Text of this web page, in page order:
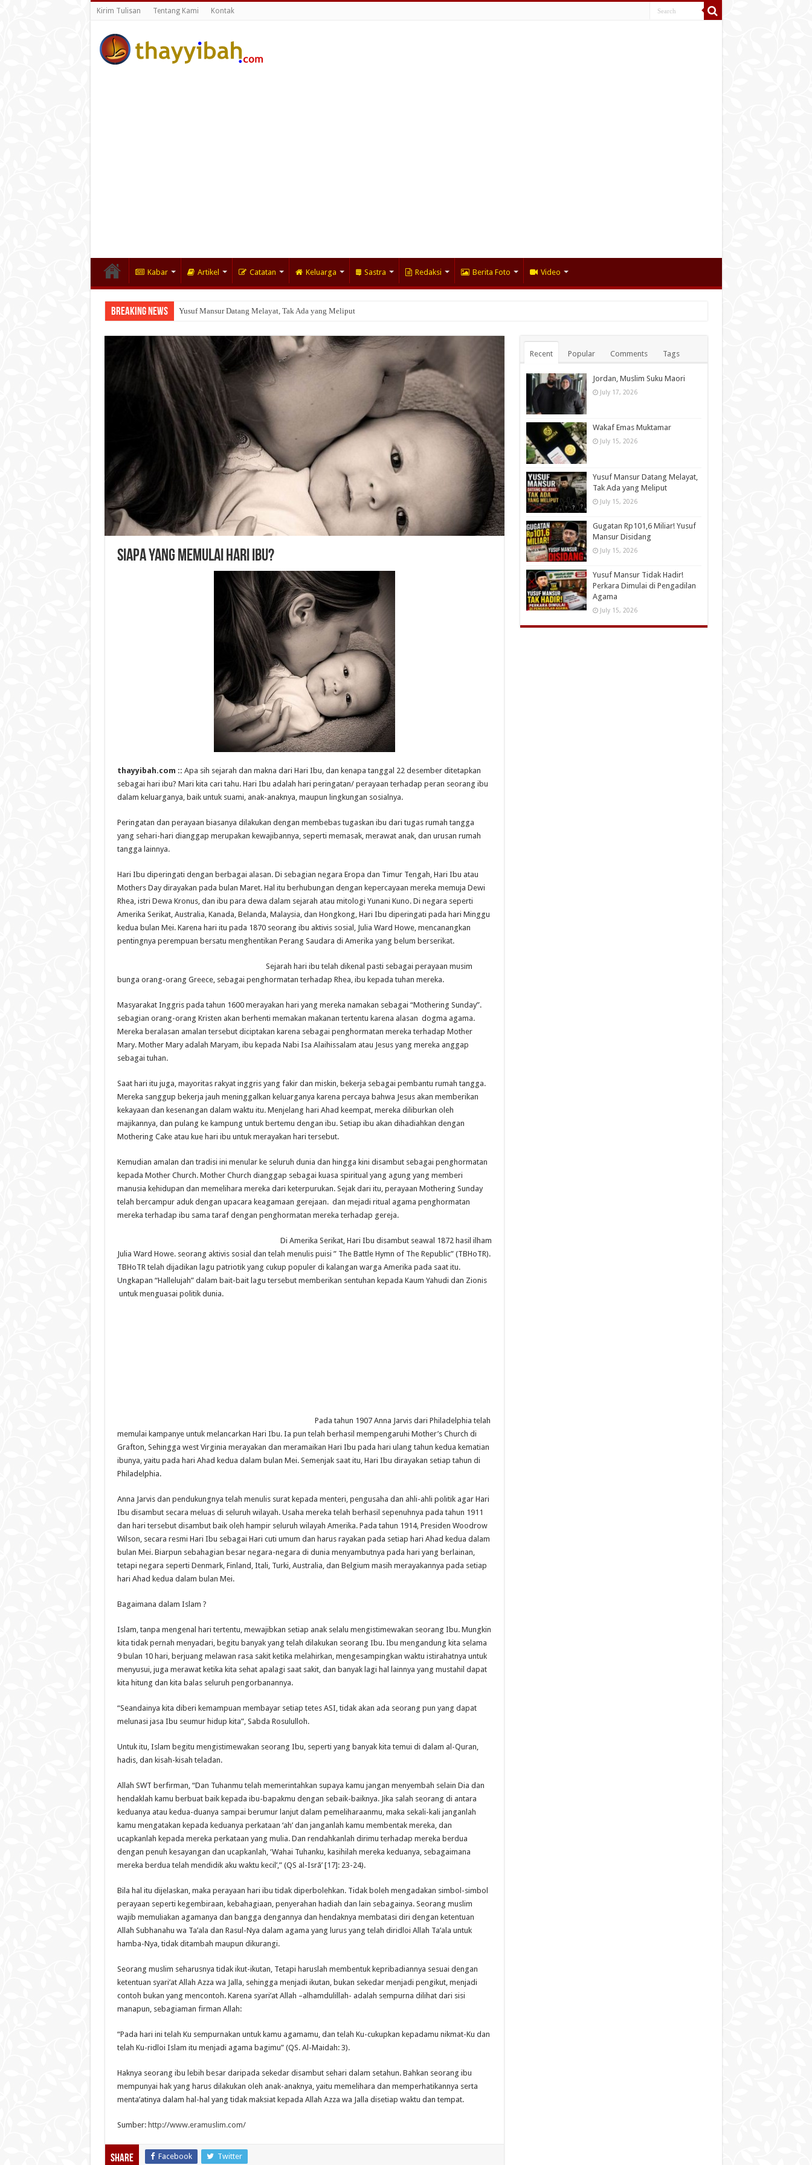
Kirim Tulisan Tentang Kami Kontak
Kabar Artikel Catatan Keluarga Sastra Redaksi Berita Foto Video
Breaking News Gugatan Rp101,6 Miliar! Yusuf Mansur Disidang
Siapa yang Memulai Hari Ibu?
thayyibah.com :: Apa sih sejarah dan makna dari Hari Ibu, dan kenapa tanggal 22 desember ditetapkan
sebagai hari ibu? Mari kita cari tahu. Hari Ibu adalah hari peringatan/ perayaan terhadap peran seorang ibu
dalam keluarganya, baik untuk suami, anak-anaknya, maupun lingkungan sosialnya.
Peringatan dan perayaan biasanya dilakukan dengan membebas tugaskan ibu dari tugas rumah tangga
yang sehari-hari dianggap merupakan kewajibannya, seperti memasak, merawat anak, dan urusan rumah
tangga lainnya.
Hari Ibu diperingati dengan berbagai alasan. Di sebagian negara Eropa dan Timur Tengah, Hari Ibu atau
Mothers Day dirayakan pada bulan Maret. Hal itu berhubungan dengan kepercayaan mereka memuja Dewi
Rhea, istri Dewa Kronus, dan ibu para dewa dalam sejarah atau mitologi Yunani Kuno. Di negara seperti
Amerika Serikat, Australia, Kanada, Belanda, Malaysia, dan Hongkong, Hari Ibu diperingati pada hari Minggu
kedua bulan Mei. Karena hari itu pada 1870 seorang ibu aktivis sosial, Julia Ward Howe, mencanangkan
pentingnya perempuan bersatu menghentikan Perang Saudara di Amerika yang belum berserikat.
Sejarah hari ibu telah dikenal pasti sebagai perayaan musim
bunga orang-orang Greece, sebagai penghormatan terhadap Rhea, ibu kepada tuhan mereka.
Masyarakat Inggris pada tahun 1600 merayakan hari yang mereka namakan sebagai “Mothering Sunday”.
sebagian orang-orang Kristen akan berhenti memakan makanan tertentu karena alasan dogma agama.
Mereka beralasan amalan tersebut diciptakan karena sebagai penghormatan mereka terhadap Mother
Mary. Mother Mary adalah Maryam, ibu kepada Nabi Isa Alaihissalam atau Jesus yang mereka anggap
sebagai tuhan.
Saat hari itu juga, mayoritas rakyat inggris yang fakir dan miskin, bekerja sebagai pembantu rumah tangga.
Mereka sanggup bekerja jauh meninggalkan keluarganya karena percaya bahwa Jesus akan memberikan
kekayaan dan kesenangan dalam waktu itu. Menjelang hari Ahad keempat, mereka diliburkan oleh
majikannya, dan pulang ke kampung untuk bertemu dengan ibu. Setiap ibu akan dihadiahkan dengan
Mothering Cake atau kue hari ibu untuk merayakan hari tersebut.
Kemudian amalan dan tradisi ini menular ke seluruh dunia dan hingga kini disambut sebagai penghormatan
kepada Mother Church. Mother Church dianggap sebagai kuasa spiritual yang agung yang memberi
manusia kehidupan dan memelihara mereka dari keterpurukan. Sejak dari itu, perayaan Mothering Sunday
telah bercampur aduk dengan upacara keagamaan gerejaan. dan mejadi ritual agama penghormatan
mereka terhadap ibu sama taraf dengan penghormatan mereka terhadap gereja.
Di Amerika Serikat, Hari Ibu disambut seawal 1872 hasil ilham
Julia Ward Howe. seorang aktivis sosial dan telah menulis puisi ” The Battle Hymn of The Republic” (TBHoTR).
TBHoTR telah dijadikan lagu patriotik yang cukup populer di kalangan warga Amerika pada saat itu.
Ungkapan “Hallelujah” dalam bait-bait lagu tersebut memberikan sentuhan kepada Kaum Yahudi dan Zionis
untuk menguasai politik dunia.
Pada tahun 1907 Anna Jarvis dari Philadelphia telah
memulai kampanye untuk melancarkan Hari Ibu. Ia pun telah berhasil mempengaruhi Mother’s Church di
Grafton, Sehingga west Virginia merayakan dan meramaikan Hari Ibu pada hari ulang tahun kedua kematian
ibunya, yaitu pada hari Ahad kedua dalam bulan Mei. Semenjak saat itu, Hari Ibu dirayakan setiap tahun di
Philadelphia.
Anna Jarvis dan pendukungnya telah menulis surat kepada menteri, pengusaha dan ahli-ahli politik agar Hari
Ibu disambut secara meluas di seluruh wilayah. Usaha mereka telah berhasil sepenuhnya pada tahun 1911
dan hari tersebut disambut baik oleh hampir seluruh wilayah Amerika. Pada tahun 1914, Presiden Woodrow
Wilson, secara resmi Hari Ibu sebagai Hari cuti umum dan harus rayakan pada setiap hari Ahad kedua dalam
bulan Mei. Biarpun sebahagian besar negara-negara di dunia menyambutnya pada hari yang berlainan,
tetapi negara seperti Denmark, Finland, Itali, Turki, Australia, dan Belgium masih merayakannya pada setiap
hari Ahad kedua dalam bulan Mei.
Bagaimana dalam Islam ?
Islam, tanpa mengenal hari tertentu, mewajibkan setiap anak selalu mengistimewakan seorang Ibu. Mungkin
kita tidak pernah menyadari, begitu banyak yang telah dilakukan seorang Ibu. Ibu mengandung kita selama
9 bulan 10 hari, berjuang melawan rasa sakit ketika melahirkan, mengesampingkan waktu istirahatnya untuk
menyusui, juga merawat ketika kita sehat apalagi saat sakit, dan banyak lagi hal lainnya yang mustahil dapat
kita hitung dan kita balas seluruh pengorbanannya.
“Seandainya kita diberi kemampuan membayar setiap tetes ASI, tidak akan ada seorang pun yang dapat
melunasi jasa Ibu seumur hidup kita”, Sabda Rosululloh.
Untuk itu, Islam begitu mengistimewakan seorang Ibu, seperti yang banyak kita temui di dalam al-Quran,
hadis, dan kisah-kisah teladan.
Allah SWT berfirman, “Dan Tuhanmu telah memerintahkan supaya kamu jangan menyembah selain Dia dan
hendaklah kamu berbuat baik kepada ibu-bapakmu dengan sebaik-baiknya. Jika salah seorang di antara
keduanya atau kedua-duanya sampai berumur lanjut dalam pemeliharaanmu, maka sekali-kali janganlah
kamu mengatakan kepada keduanya perkataan ‘ah’ dan janganlah kamu membentak mereka, dan
ucapkanlah kepada mereka perkataan yang mulia. Dan rendahkanlah dirimu terhadap mereka berdua
dengan penuh kesayangan dan ucapkanlah, ‘Wahai Tuhanku, kasihilah mereka keduanya, sebagaimana
mereka berdua telah mendidik aku waktu kecil’,” (QS al-Isrã’ [17]: 23-24).
Bila hal itu dijelaskan, maka perayaan hari ibu tidak diperbolehkan. Tidak boleh mengadakan simbol-simbol
perayaan seperti kegembiraan, kebahagiaan, penyerahan hadiah dan lain sebagainya. Seorang muslim
wajib memuliakan agamanya dan bangga dengannya dan hendaknya membatasi diri dengan ketentuan
Allah Subhanahu wa Ta’ala dan Rasul-Nya dalam agama yang lurus yang telah diridloi Allah Ta’ala untuk
hamba-Nya, tidak ditambah maupun dikurangi.
Seorang muslim seharusnya tidak ikut-ikutan, Tetapi haruslah membentuk kepribadiannya sesuai dengan
ketentuan syari’at Allah Azza wa Jalla, sehingga menjadi ikutan, bukan sekedar menjadi pengikut, menjadi
contoh bukan yang mencontoh. Karena syari’at Allah –alhamdulillah- adalah sempurna dilihat dari sisi
manapun, sebagiaman firman Allah:
“Pada hari ini telah Ku sempurnakan untuk kamu agamamu, dan telah Ku-cukupkan kepadamu nikmat-Ku dan
telah Ku-ridloi Islam itu menjadi agama bagimu” (QS. Al-Maidah: 3).
Haknya seorang ibu lebih besar daripada sekedar disambut sehari dalam setahun. Bahkan seorang ibu
mempunyai hak yang harus dilakukan oleh anak-anaknya, yaitu memelihara dan memperhatikannya serta
menta’atinya dalam hal-hal yang tidak maksiat kepada Allah Azza wa Jalla disetiap waktu dan tempat.
Sumber: http://www.eramuslim.com/
Share Facebook Twitter
Recent Popular Comments Tags
Jordan, Muslim Suku Maori
July 17, 2026
Wakaf Emas Muktamar
July 15, 2026
Yusuf Mansur Datang Melayat,
Tak Ada yang Meliput
July 15, 2026
Gugatan Rp101,6 Miliar! Yusuf
Mansur Disidang
July 15, 2026
Yusuf Mansur Tidak Hadir!
Perkara Dimulai di Pengadilan
Agama
July 15, 2026